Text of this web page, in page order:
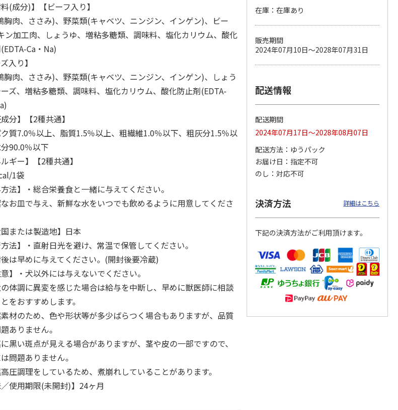
獣医師開発 ニオイ
をとる砂専用 猫ト
イレ ナチュラルグ
1,550円
(送料別・税込)
デオトイレ 飛び散
らない消臭・抗菌サ
1,320円
(送料別・税込)
無添加良品 カムカ
ムデンタルコーン
470円
(送料別・税込)
銀のスプーン パウ
チ 健康に育つ子ね
(送料別・税込)
ペット線香 虹のか
なた フルーティフ
ローラルの香り
590円
(送料別・税込)
100円
(送料別・税込)
料(成分)】【ビーフ入り】
胸肉、ささみ)、野菜類(キャベツ、ニンジン、インゲン)、ビー
ン加工肉、しょうゆ、増粘多糖類、調味料、塩化カリウム、酸化
Ca・Na)
入り】
胸肉、ささみ)、野菜類(キャベツ、ニンジン、インゲン)、しょう
ズ、増粘多糖類、調味料、塩化カリウム、酸化防止剤(EDTA-
成分】【2種共通】
質7.0％以上、脂質1.5％以上、粗繊維1.0％以下、粗灰分1.5％以
90.0％以下
ルギー】【2種共通】
1袋
方法】・総合栄養食と一緒に与えてください。
なお皿で与え、新鮮な水をいつでも飲めるように用意してくださ
国または製造地】日本
方法】・直射日光を避け、常温で保管してください。
後は早めに与えてください。(開封後要冷蔵)
意】・犬以外には与えないでください。
の体調に異変を感じた場合は給与を中断し、早めに獣医師に相談
をおすすめします。
素材のため、色や形状等が多少ばらつく場合もありますが、品質
ありません。
に黒い斑点が見える場合がありますが、茎や皮の一部ですので、
問題ありません。
高圧調理をしているため、煮崩れしていることがあります。
／使用期限(未開封)】24ヶ月
在庫：在庫あり
販売期間
2024年07月10日～2028年07月31日
配送情報
配送期間
2024年07月17日～2028年08月07日
配送方法
ゆうパック
お届け日
指定不可
のし
対応不可
決済方法 詳細はこちら
下記の決済方法がご利用頂けます。